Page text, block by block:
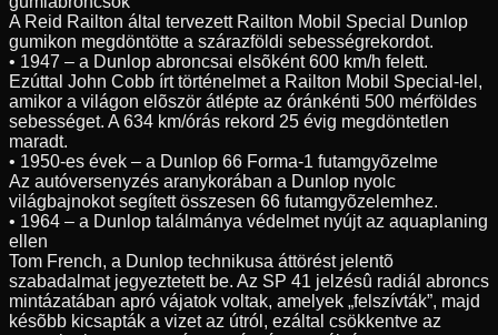
A Reid Railton által tervezett Railton Mobil Special Dunlop
gumikon megdöntötte a szárazföldi sebességrekordot.
• 1947 – a Dunlop abroncsai elsõként 600 km/h felett.
Ezúttal John Cobb írt történelmet a Railton Mobil Special-lel,
amikor a világon elõször átlépte az óránkénti 500 mérföldes
sebességet. A 634 km/órás rekord 25 évig megdöntetlen
maradt.
• 1950-es évek – a Dunlop 66 Forma-1 futamgyõzelme
Az autóversenyzés aranykorában a Dunlop nyolc
világbajnokot segített összesen 66 futamgyõzelemhez.
• 1964 – a Dunlop találmánya védelmet nyújt az aquaplaning
ellen
Tom French, a Dunlop technikusa áttörést jelentõ
szabadalmat jegyeztetett be. Az SP 41 jelzésû radiál abroncs
mintázatában apró vájatok voltak, amelyek „felszívták”, majd
késõbb kicsapták a vizet az útról, ezáltal csökkentve az